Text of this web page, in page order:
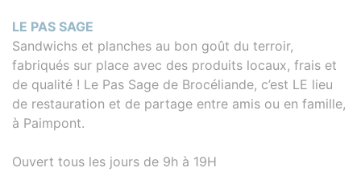
LE PAS SAGE
Sandwichs et planches au bon goût du terroir,
fabriqués sur place avec des produits locaux, frais et
de qualité ! Le Pas Sage de Brocéliande, c’est LE lieu
de restauration et de partage entre amis ou en famille,
à Paimpont.
Ouvert tous les jours de 9h à 19H